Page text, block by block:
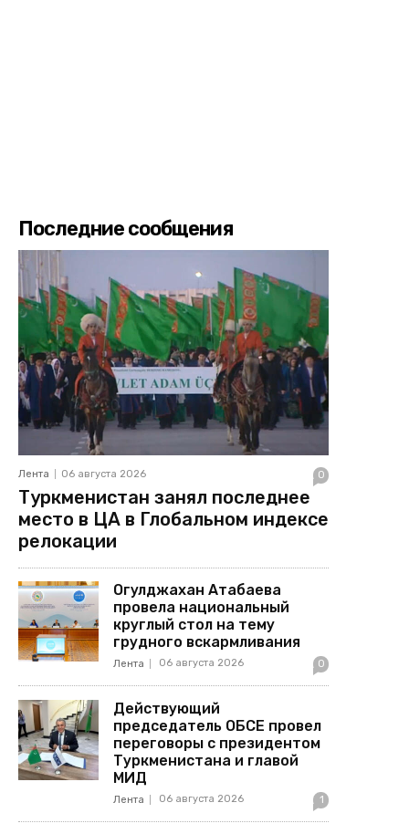
Последние сообщения
Лента 06 августа 2026 0
Туркменистан занял последнее
место в ЦА в Глобальном индексе
релокации
Огулджахан Атабаева
провела национальный
круглый стол на тему
грудного вскармливания
Лента 06 августа 2026 0
Действующий
председатель ОБСЕ провел
переговоры с президентом
Туркменистана и главой
МИД
Лента 06 августа 2026 1